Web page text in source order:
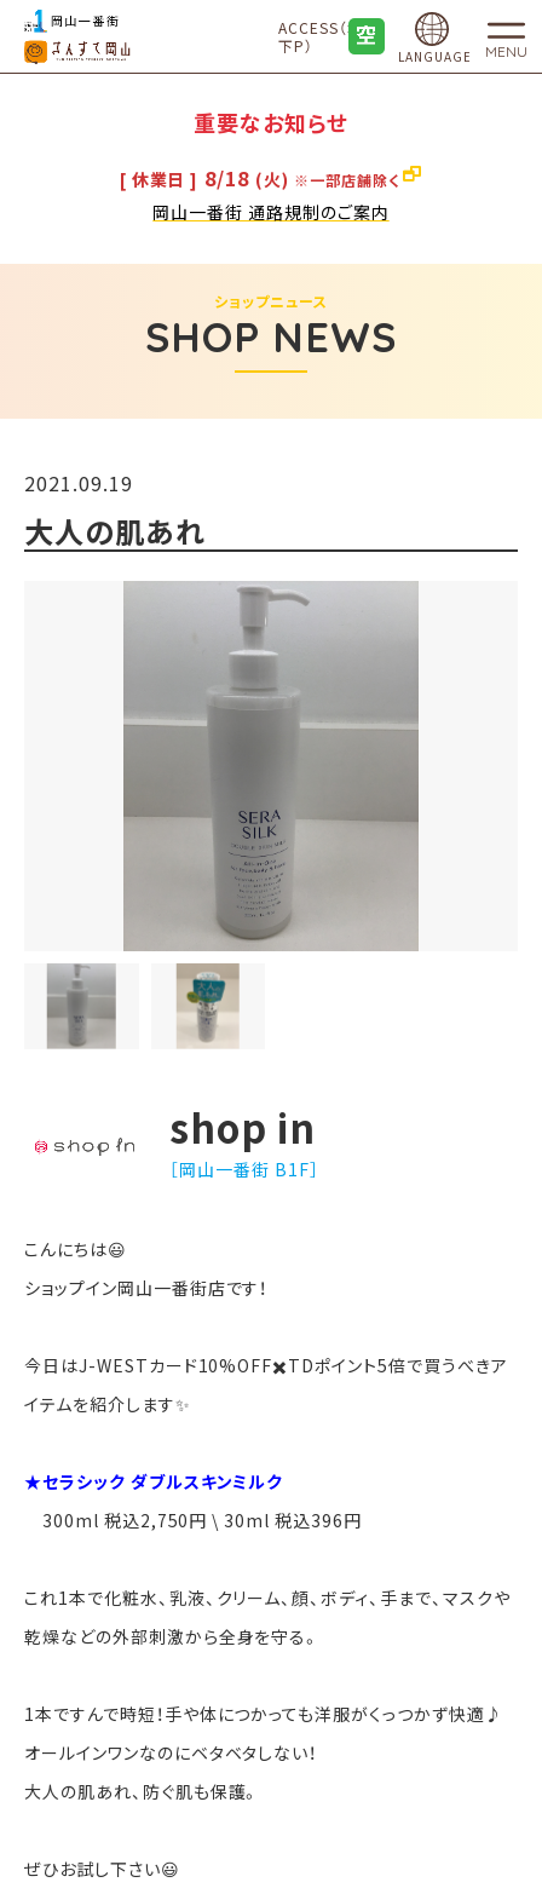
ACCESS（地
下P）
LANGUAGE MENU
重要なお知らせ
[ 休業日 ] 8/18 (火) ※一部店舗除く
岡山一番街 通路規制のご案内
SHOP NEWS
ショップニュース
2021.09.19
大人の肌あれ
shop in
［岡山一番街 B1F］
こんにちは😃
ショップイン岡山一番街店です！
今日はJ-WESTカード10%OFF✖️TDポイント5倍で買うべきア
イテムを紹介します✨
★セラシック ダブルスキンミルク
300ml 税込2,750円 \ 30ml 税込396円
これ1本で化粧水、乳液、クリーム、顔、ボディ、手まで、マスクや
乾燥などの外部刺激から全身を守る。
1本ですんで時短！手や体につかっても洋服がくっつかず快適♪
オールインワンなのにベタベタしない！
大人の肌あれ、防ぐ肌も保護。
ぜひお試し下さい😃